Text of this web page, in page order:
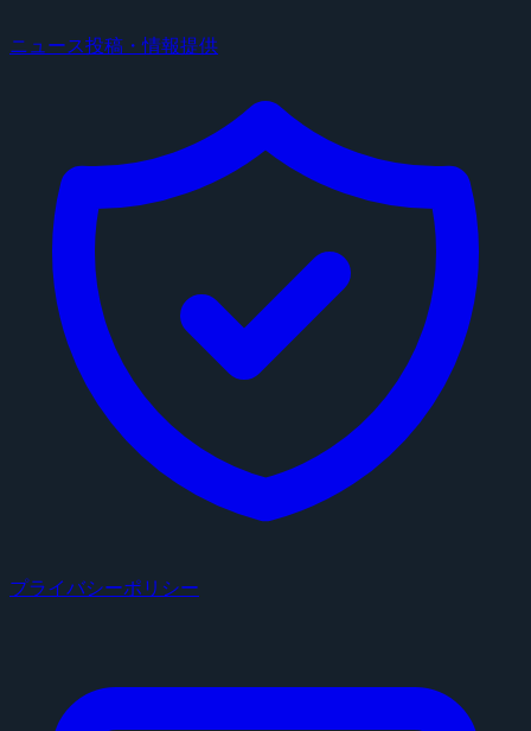
ニュース投稿・情報提供
プライバシーポリシー